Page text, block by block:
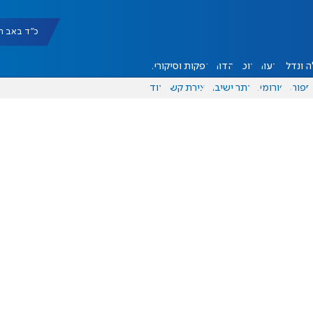
כ"ד באב תשפ"ו
ונדל"ן דעות אוכל יהדות הפקות וסיקורים
ספורט פורומים אתר ישיבה יצירת קשר עוד